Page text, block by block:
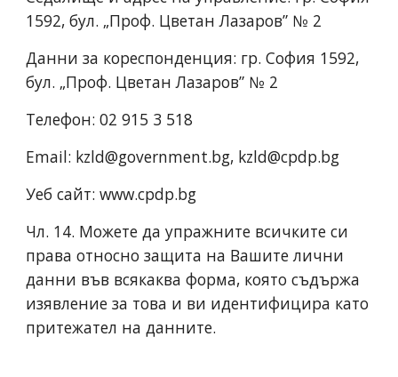
1592, бул. „Проф. Цветан Лазаров” № 2
Данни за кореспонденция: гр. София 1592,
бул. „Проф. Цветан Лазаров” № 2
Телефон: 02 915 3 518
Email: kzld@government.bg, kzld@cpdp.bg
Уеб сайт: www.cpdp.bg
Чл. 14. Можете да упражните всичките си
права относно защита на Вашите лични
данни във всякаква форма, която съдържа
изявление за това и ви идентифицира като
притежател на данните.